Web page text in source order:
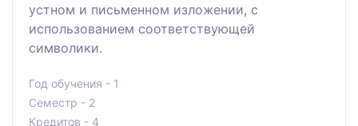
устном и письменном изложении, с
использованием соответствующей
символики.
Год обучения - 1
Семестр - 2
Кредитов - 4